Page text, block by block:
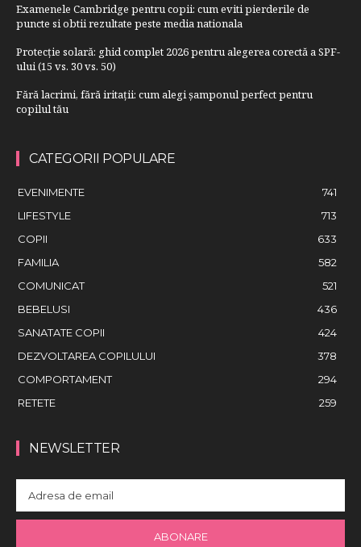
Examenele Cambridge pentru copii: cum eviti pierderile de
puncte si obtii rezultate peste media nationala
Protecție solară: ghid complet 2026 pentru alegerea corectă a SPF-
ului (15 vs. 30 vs. 50)
Fără lacrimi, fără iritații: cum alegi șamponul perfect pentru
copilul tău
CATEGORII POPULARE
EVENIMENTE
741
LIFESTYLE
713
COPII
633
FAMILIA
582
COMUNICAT
521
BEBELUSI
436
SANATATE COPII
424
DEZVOLTAREA COPILULUI
378
COMPORTAMENT
294
RETETE
259
NEWSLETTER
ABONARE